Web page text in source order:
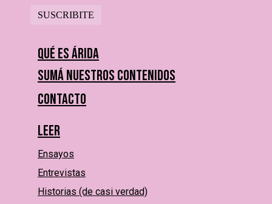
Qué es Árida
Sumá nuestros contenidos
Contacto
Leer
Ensayos
Entrevistas
Historias (de casi verdad)